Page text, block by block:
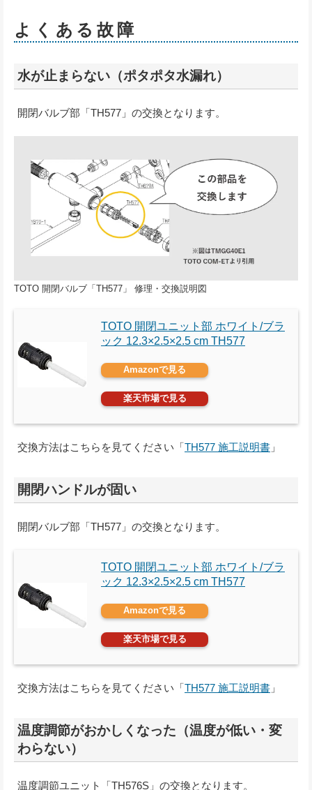
よくある故障
水が止まらない（ポタポタ水漏れ）
開閉バルブ部「TH577」の交換となります。
TOTO 開閉バルブ「TH577」 修理・交換説明図
TOTO 開閉ユニット部 ホワイト/ブラ
ック 12.3×2.5×2.5 cm TH577
Amazonで見る
楽天市場で見る
交換方法はこちらを見てください「TH577 施工説明書 」
開閉ハンドルが固い
開閉バルブ部「TH577」の交換となります。
TOTO 開閉ユニット部 ホワイト/ブラ
ック 12.3×2.5×2.5 cm TH577
Amazonで見る
楽天市場で見る
交換方法はこちらを見てください「TH577 施工説明書 」
温度調節がおかしくなった（温度が低い・変
わらない）
温度調節ユニット「TH576S」の交換となります。